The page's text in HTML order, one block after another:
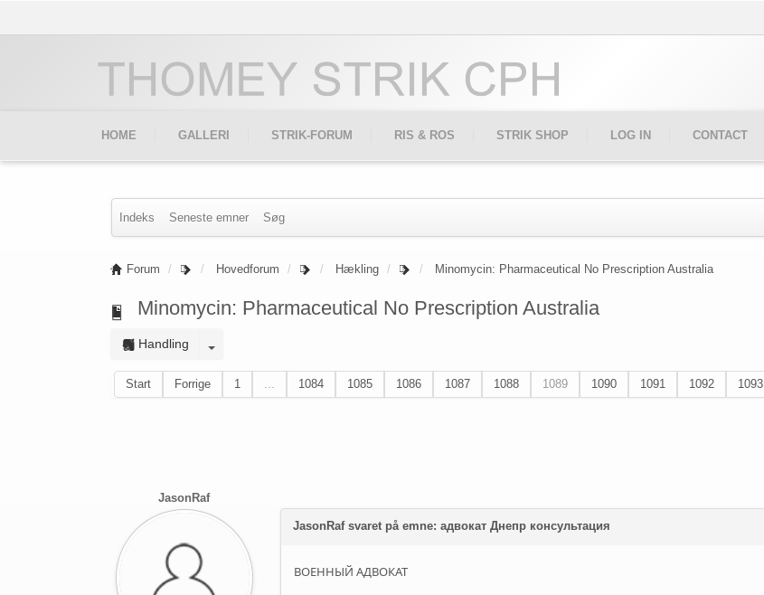
HOME GALLERI STRIK-FORUM RIS & ROS STRIK SHOP LOG IN CONTACT
Indeks Seneste emner Søg
Forum Hovedforum Hækling Minomycin: Pharmaceutical No Prescription Australia
Minomycin: Pharmaceutical No Prescription Australia
Handling
Start Forrige 1 ... 1084 1085 1086 1087 1088 1089 1090 1091 1092 1093
JasonRaf
JasonRaf svaret på emne: адвокат Днепр консультация
ВОЕННЫЙ АДВОКАТ